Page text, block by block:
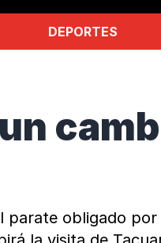
DEPORTES
obligado